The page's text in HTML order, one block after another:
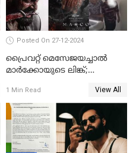
Posted On 27-12-2024
പ്രൈവറ്റ് മെസേജയച്ചാല്‍
മാർക്കോയുടെ ലിങ്ക്;
സ്വദേശി അറസ്റ്റില്‍
1 Min Read View All